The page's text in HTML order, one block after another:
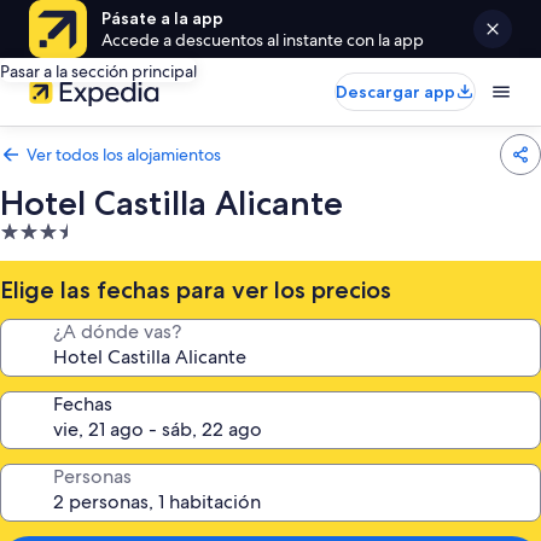
Pásate a la app
Accede a descuentos al instante con la app
Pasar a la sección principal
Descargar app
Ver todos los alojamientos
Hotel Castilla Alicante
Alojamiento
de
3.5 estrellas
Elige las fechas para ver los precios
¿A dónde vas?
Fechas
Personas